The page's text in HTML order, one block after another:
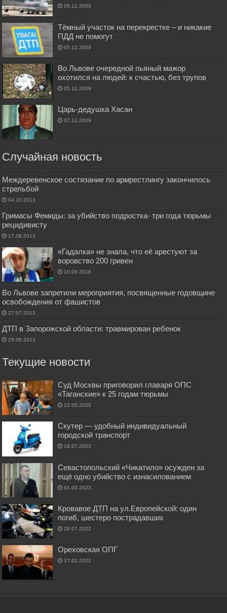
05.12.2009
Тёмный участок на перекрестке – и никакие
ПДД не помогут
05.12.2009
Во Львове очередной пьяный мажор
охотился на людей: к счастью, без трупов
05.12.2009
Царь-дедушка Хасан
07.12.2009
Случайная новость
Междеревенское состязание по армрестлингу закончилось
стрельбой
04.10.2013
Гримасы Фемиды: за убийство подростка- три года тюрьмы
рецидивисту
17.08.2013
«Гадалка» не знала, что её арестуют за
воровство 200 гривен
10.09.2016
Во Львове запретили мероприятия, посвященные годовщине
освобождения от фашистов
27.07.2013
ДТП в Запорожской области: травмирован ребенок
29.08.2013
Текущие новости
Суд Москвы приговорил главаря ОПС
«Таганские» к 25 годам тюрьмы
12.05.2025
Скутер — удобный индивидуальный
городской транспорт
18.07.2023
Севастопольский «Чикатило» осужден за
ещё одно убийство с изнасилованием
01.03.2023
Кровавое ДТП на ул.Европейской: один
погиб, шестеро пострадавших
28.07.2022
Ореховская ОПГ
17.02.2022